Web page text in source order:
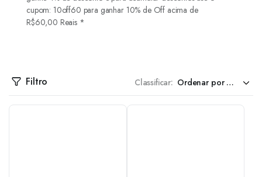
cupom: 10off60 para ganhar 10% de Off acima de
R$60,00 Reais *
Filtro Classificar: